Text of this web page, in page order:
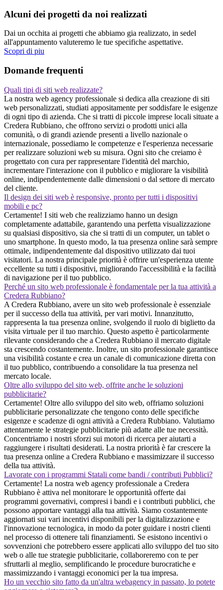
Alcuni dei progetti da noi realizzati
Dai un occhita ai progetti che abbiamo gia realizzato, in sedel
all'appuntamento valuteremo le tue specifiche aspettative.
Scopri di piu
Domande frequenti
Quali tipi di siti web realizzate?
La nostra web agency professionale si dedica alla creazione di siti
web personalizzati, studiati appositamente per soddisfare le esigenze
di ogni tipo di azienda. Che si tratti di piccole imprese locali situate a
Credera Rubbiano, che offrono servizi o prodotti unici alla
comunità, o di grandi aziende presenti a livello nazionale o
internazionale, possediamo le competenze e l'esperienza necessarie
per realizzare soluzioni web su misura. Ogni sito che creiamo è
progettato con cura per rappresentare l'identità del marchio,
incrementare l'interazione con il pubblico e migliorare la visibilità
online, indipendentemente dalle dimensioni o dal settore di mercato
del cliente.
Il design dei siti web è responsive, pronto per tutti i dispositivi
mobili e pc?
Certamente! I siti web che realizziamo hanno un design
completamente adattabile, garantendo una perfetta visualizzazione
su qualsiasi dispositivo, sia che si tratti di un computer, un tablet o
uno smartphone. In questo modo, la tua presenza online sarà sempre
ottimale, indipendentemente dal dispositivo utilizzato dai tuoi
visitatori. La nostra principale priorità è offrire un'esperienza utente
eccellente su tutti i dispositivi, migliorando l'accessibilità e la facilità
di navigazione per il tuo pubblico.
Perché un sito web professionale è fondamentale per la tua attività a
Credera Rubbiano?
A Credera Rubbiano, avere un sito web professionale è essenziale
per il successo della tua attività, per vari motivi. Innanzitutto,
rappresenta la tua presenza online, svolgendo il ruolo di biglietto da
visita virtuale per il tuo marchio. Questo aspetto è particolarmente
rilevante considerando che a Credera Rubbiano il mercato digitale
sta crescendo costantemente. Inoltre, un sito professionale garantisce
una visibilità costante e crea un canale di comunicazione diretta con
il tuo pubblico, contribuendo a consolidare la tua presenza nel
mercato locale.
Oltre allo sviluppo del sito web, offrite anche le soluzioni
pubblicitarie?
Certamente! Oltre allo sviluppo del sito web, offriamo soluzioni
pubblicitarie personalizzate che tengono conto delle specifiche
esigenze e scadenze di ogni attività a Credera Rubbiano. Valutiamo
attentamente le strategie pubblicitarie più adatte alle tue necessità.
Concentriamo i nostri sforzi sui motori di ricerca per aiutarti a
raggiungere i risultati desiderati. La nostra priorità è far crescere la
tua presenza online a Credera Rubbiano e massimizzare il successo
della tua attività.
Lavorate con i programmi Statali come bandi / contributi Pubblici?
Certamente! La nostra web agency professionale a Credera
Rubbiano è attiva nel monitorare le opportunità offerte dai
programmi governativi, compresi i bandi e i contributi pubblici, che
possono apportare vantaggi alla tua attività. Siamo costantemente
aggiornati sui vari incentivi disponibili per la digitalizzazione e
l'innovazione tecnologica, in modo da poter guidare i nostri clienti
nel processo di ottenere tali finanziamenti. Se esistono incentivi o
sovvenzioni che potrebbero essere applicati allo sviluppo del tuo sito
web o alle tue strategie pubblicitarie, collaboreremo con te per
sfruttarli al meglio, semplificando le procedure burocratiche e
massimizzando i vantaggi economici per la tua impresa.
Ho un vecchio sito fatto da un'altra webagency in passato, lo potete